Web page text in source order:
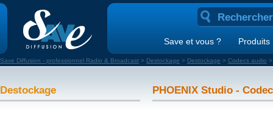
Save et vous ? Produits
Save Diffusion - professionnel Radio & Broadcast > Destockage > Destockage > Codecs audio
Destockage PHOENIX Studio -